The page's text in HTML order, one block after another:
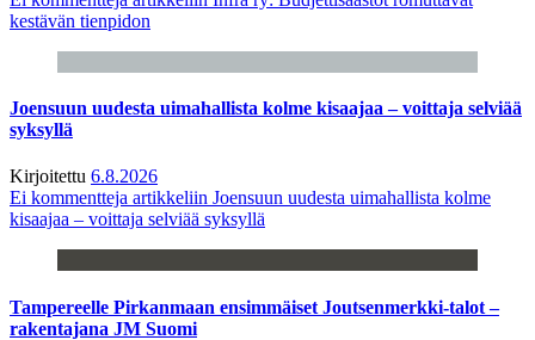
kestävän tienpidon
Joensuun uudesta uimahallista kolme kisaajaa – voittaja selviää
syksyllä
Kirjoitettu 6.8.2026
Ei kommentteja artikkeliin Joensuun uudesta uimahallista kolme
kisaajaa – voittaja selviää syksyllä
Tampereelle Pirkanmaan ensimmäiset Joutsenmerkki-talot –
rakentajana JM Suomi